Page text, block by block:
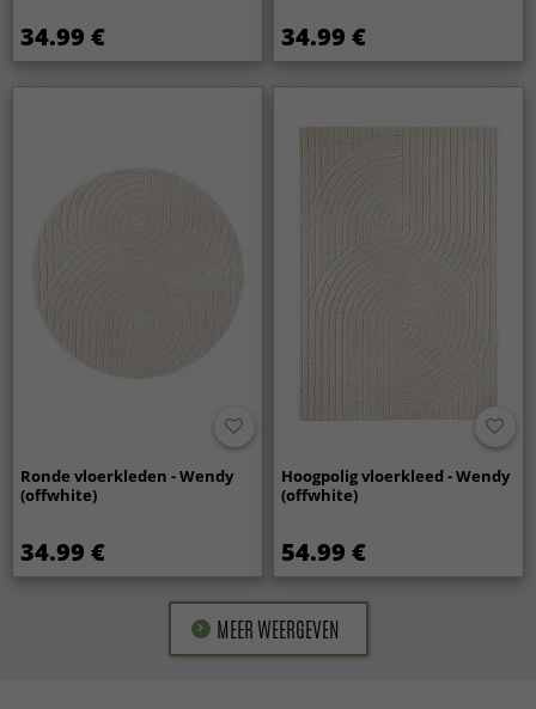
34.99 € 34.99 €
Ronde vloerkleden - Wendy
(offwhite)
34.99 €
Hoogpolig vloerkleed - Wendy
(offwhite)
54.99 €
MEER WEERGEVEN